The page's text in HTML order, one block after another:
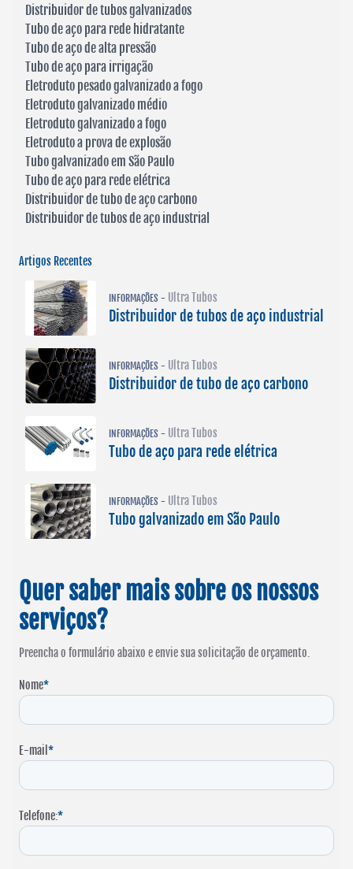
Distribuidor de tubos galvanizados
Tubo de aço para rede hidratante
Tubo de aço de alta pressão
Tubo de aço para irrigação
Eletroduto pesado galvanizado a fogo
Eletroduto galvanizado médio
Eletroduto galvanizado a fogo
Eletroduto a prova de explosão
Tubo galvanizado em São Paulo
Tubo de aço para rede elétrica
Distribuidor de tubo de aço carbono
Distribuidor de tubos de aço industrial
Artigos Recentes
INFORMAÇÕES - Ultra Tubos
Distribuidor de tubos de aço industrial
INFORMAÇÕES - Ultra Tubos
Distribuidor de tubo de aço carbono
INFORMAÇÕES - Ultra Tubos
Tubo de aço para rede elétrica
INFORMAÇÕES - Ultra Tubos
Tubo galvanizado em São Paulo
Quer saber mais sobre os nossos
serviços?
Preencha o formulário abaixo e envie sua solicitação de orçamento.
Nome*
E-mail *
Telefone:*